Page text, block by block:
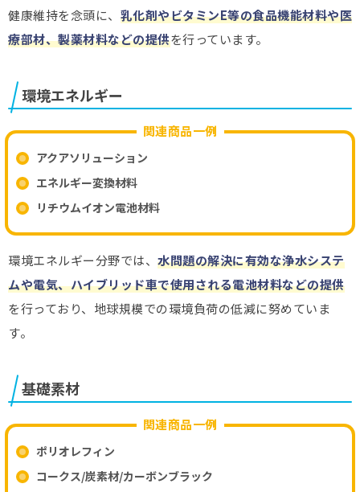
健康維持を念頭に、 乳化剤やビタミンE等の食品機能材料や医
療部材、製薬材料などの提供を行っています。
環境エネルギー
関連商品一例
アクアソリューション
エネルギー変換材料
リチウムイオン電池材料
環境エネルギー分野では、 水問題の解決に有効な浄水システ
ムや電気、ハイブリッド車で使用される電池材料などの提供
を行っており、地球規模での環境負荷の低減に努めていま
す。
基礎素材
関連商品一例
ポリオレフィン
コークス/炭素材/カーボンブラック